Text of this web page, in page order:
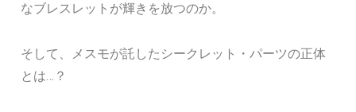
なブレスレットが輝きを放つのか。
そして、メスモが託したシークレット・パーツの正体
とは…？